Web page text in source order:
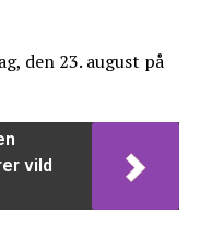
den 23. august på
vild